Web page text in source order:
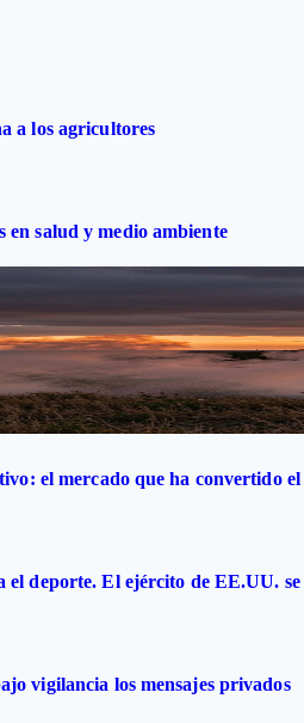
a los agricultores
en salud y medio ambiente
el mercado que ha convertido
deporte. El ejército de EE.UU.
vigilancia los mensajes privados